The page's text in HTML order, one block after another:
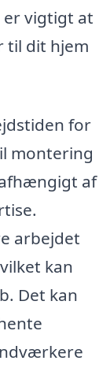
er vigtigt at
til dit hjem
for
montering
af
arbejdet
kan
Det kan